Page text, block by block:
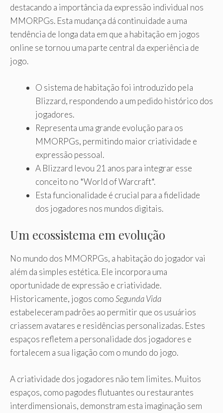
destacando a importância da expressão individual nos
MMORPGs. Esta mudança dá continuidade a uma
tendência de longa data em que a habitação em jogos
online se tornou uma parte central da experiência de
jogo.
O sistema de habitação foi introduzido pela
Blizzard, respondendo a um pedido histórico dos
jogadores.
Representa uma grande evolução para os
MMORPGs, permitindo maior criatividade e
expressão pessoal.
A Blizzard levou 21 anos para integrar esse
conceito no *World of Warcraft*.
Esta funcionalidade é crucial para a fidelidade
dos jogadores nos mundos digitais.
Um ecossistema em evolução
No mundo dos MMORPGs, a habitação do jogador vai
além da simples estética. Ele incorpora uma
oportunidade de expressão e criatividade.
Historicamente, jogos comoSegunda Vida
estabeleceram padrões ao permitir que os usuários
criassem avatares e residências personalizadas. Estes
espaços refletem a personalidade dos jogadores e
fortalecem a sua ligação com o mundo do jogo.
A criatividade dos jogadores não tem limites. Muitos
espaços, como pagodes flutuantes ou restaurantes
interdimensionais, demonstram esta imaginação sem